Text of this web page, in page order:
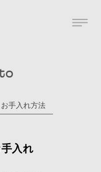
お手入れ方法
入れ